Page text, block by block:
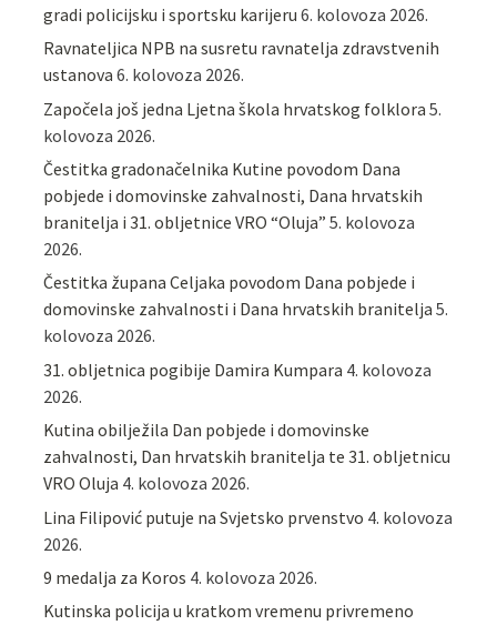
gradi policijsku i sportsku karijeru 6. kolovoza 2026.
Ravnateljica NPB na susretu ravnatelja zdravstvenih
ustanova 6. kolovoza 2026.
Započela još jedna Ljetna škola hrvatskog folklora 5.
kolovoza 2026.
Čestitka gradonačelnika Kutine povodom Dana
pobjede i domovinske zahvalnosti, Dana hrvatskih
branitelja i 31. obljetnice VRO “Oluja” 5. kolovoza
2026.
Čestitka župana Celjaka povodom Dana pobjede i
domovinske zahvalnosti i Dana hrvatskih branitelja 5.
kolovoza 2026.
31. obljetnica pogibije Damira Kumpara 4. kolovoza
2026.
Kutina obilježila Dan pobjede i domovinske
zahvalnosti, Dan hrvatskih branitelja te 31. obljetnicu
VRO Oluja 4. kolovoza 2026.
Lina Filipović putuje na Svjetsko prvenstvo 4. kolovoza
2026.
9 medalja za Koros 4. kolovoza 2026.
Kutinska policija u kratkom vremenu privremeno